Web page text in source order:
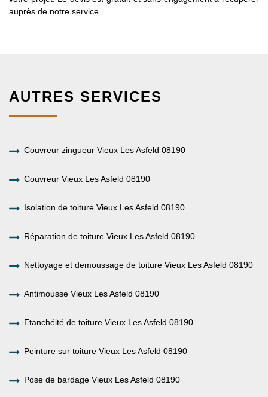
auprès de notre service.
AUTRES SERVICES
Couvreur zingueur Vieux Les Asfeld 08190
Couvreur Vieux Les Asfeld 08190
Isolation de toiture Vieux Les Asfeld 08190
Réparation de toiture Vieux Les Asfeld 08190
Nettoyage et demoussage de toiture Vieux Les Asfeld 08190
Antimousse Vieux Les Asfeld 08190
Etanchéité de toiture Vieux Les Asfeld 08190
Peinture sur toiture Vieux Les Asfeld 08190
Pose de bardage Vieux Les Asfeld 08190